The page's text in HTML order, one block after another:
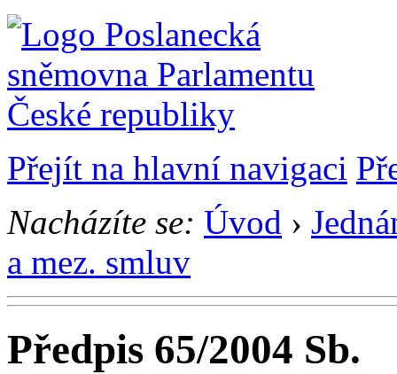
Přejít na hlavní navigaci
Nacházíte se: Úvod ›
a mez. smluv
Předpis 65/2004 Sb.